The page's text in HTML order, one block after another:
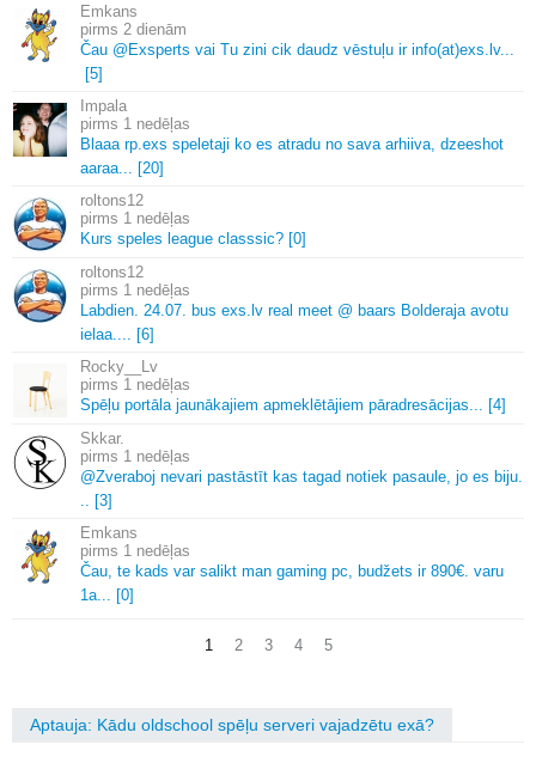
Emkans
2 dienām
Čau @Exsperts vai Tu zini cik daudz vēstuļu ir info(at)exs. lv.
[5]
Impala
1 nedēļas
Blaaa rp. exs speletaji ko es atradu no sava arhiiva, dzeeshot
aaraa.
[20]
roltons12
1 nedēļas
Kurs speles league classsic? [0]
roltons12
1 nedēļas
Labdien. 24. 07. bus exs. lv real meet @ baars Bolderaja avotu
ielaa.
[6]
Rocky__Lv
1 nedēļas
Spēļu portāla jaunākajiem apmeklētājiem pāradresācijas.
[4]
Skkar.
1 nedēļas
@Zveraboj nevari pastāstīt kas tagad notiek pasaule, jo es biju.
[3]
Emkans
1 nedēļas
Čau, te kads var salikt man gaming pc, budžets ir 890€. varu
1a.
[0]
1 2 3 4 5
Aptauja: Kādu oldschool spēļu serveri vajadzētu exā?